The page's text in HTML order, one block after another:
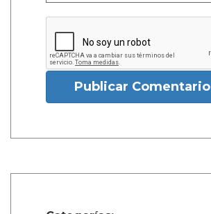
Publicar Comentario